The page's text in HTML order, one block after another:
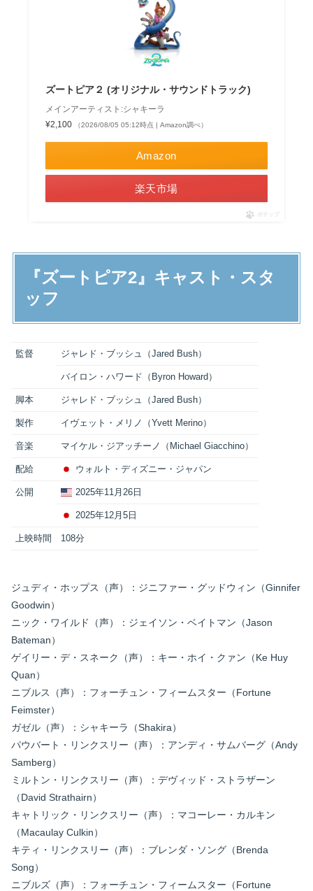
ズートピア２ (オリジナル・サウンドトラック)
メインアーティスト:シャキーラ
¥2,100
（2026/08/05 05:12時点 | Amazon調べ）
Amazon
楽天市場
ポチップ
『ズートピア2』キャスト・スタ
ッフ
監督 ジャレド・ブッシュ（Jared Bush）
バイロン・ハワード（Byron Howard）
脚本 ジャレド・ブッシュ（Jared Bush）
製作 イヴェット・メリノ（Yvett Merino）
音楽 マイケル・ジアッチーノ（Michael Giacchino）
配給 ウォルト・ディズニー・ジャパン
公開 2025年11月26日
2025年12月5日
上映時間 108分
ジュディ・ホップス（声）：ジニファー・グッドウィン（Ginnifer
Goodwin）
ニック・ワイルド（声）：ジェイソン・ベイトマン（Jason
Bateman）
ゲイリー・デ・スネーク（声）：キー・ホイ・クァン（Ke Huy
Quan）
ニブルス（声）：フォーチュン・フィームスター（Fortune
Feimster）
ガゼル（声）：シャキーラ（Shakira）
パウバート・リンクスリー（声）：アンディ・サムバーグ（Andy
Samberg）
ミルトン・リンクスリー（声）：デヴィッド・ストラザーン
（David Strathairn）
キャトリック・リンクスリー（声）：マコーレー・カルキン
（Macaulay Culkin）
キティ・リンクスリー（声）：ブレンダ・ソング（Brenda
Song）
ニブルズ（声）：フォーチュン・フィームスター（Fortune